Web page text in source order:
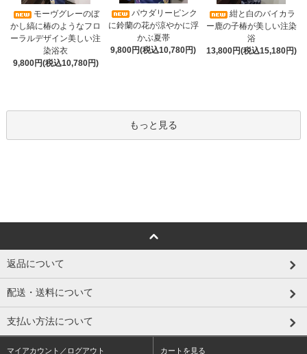
モーヴグレーのぼ
かし縞に椿のようなフロ
ーラルデザイン美しい注
染浴衣
9,800円(税込10,780円)
パウダリーピンク
に鈴蘭の花が涼やかに浮
かぶ夏帯
9,800円(税込10,780円)
紺と白のバイカラ
ー鹿の子椿が美しい注染
浴
13,800円(税込15,180円)
もっと見る
返品について
配送・送料について
支払い方法について
マイアカウント／ログアウト カートを見る